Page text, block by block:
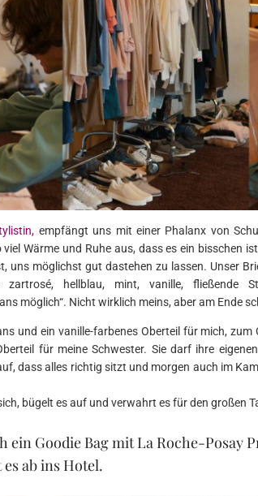
empfängt uns mit einer Phalanx von
Wärme und Ruhe aus, dass es ein bisschen
uns möglichst gut dastehen zu lassen. Unser
hellblau, mint, vanille, fließende
möglich“. Nicht wirklich meins, aber am Ende
und ein vanille-farbenes Oberteil für mich, zum
für meine Schwester. Sie darf ihre
dass alles richtig sitzt und morgen auch im
bügelt es auf und verwahrt es für den großen
ein Goodie Bag mit La Roche-Posay
ab ins Hotel.